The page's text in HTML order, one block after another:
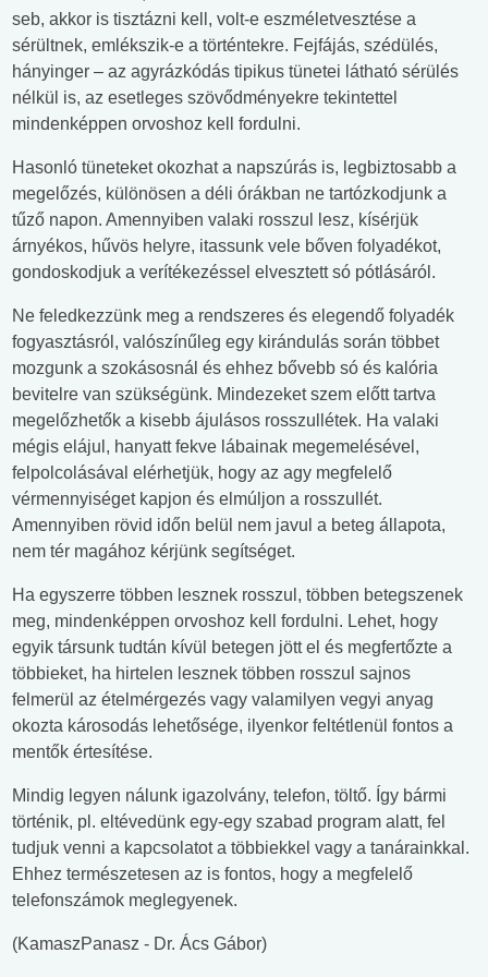
seb, akkor is tisztázni kell, volt-e eszméletvesztése a
sérültnek, emlékszik-e a történtekre. Fejfájás, szédülés,
hányinger – az agyrázkódás tipikus tünetei látható sérülés
nélkül is, az esetleges szövődményekre tekintettel
mindenképpen orvoshoz kell fordulni.
Hasonló tüneteket okozhat a napszúrás is, legbiztosabb a
megelőzés, különösen a déli órákban ne tartózkodjunk a
tűző napon. Amennyiben valaki rosszul lesz, kísérjük
árnyékos, hűvös helyre, itassunk vele bőven folyadékot,
gondoskodjuk a verítékezéssel elvesztett só pótlásáról.
Ne feledkezzünk meg a rendszeres és elegendő folyadék
fogyasztásról, valószínűleg egy kirándulás során többet
mozgunk a szokásosnál és ehhez bővebb só és kalória
bevitelre van szükségünk. Mindezeket szem előtt tartva
megelőzhetők a kisebb ájulásos rosszullétek. Ha valaki
mégis elájul, hanyatt fekve lábainak megemelésével,
felpolcolásával elérhetjük, hogy az agy megfelelő
vérmennyiséget kapjon és elmúljon a rosszullét.
Amennyiben rövid időn belül nem javul a beteg állapota,
nem tér magához kérjünk segítséget.
Ha egyszerre többen lesznek rosszul, többen betegszenek
meg, mindenképpen orvoshoz kell fordulni. Lehet, hogy
egyik társunk tudtán kívül betegen jött el és megfertőzte a
többieket, ha hirtelen lesznek többen rosszul sajnos
felmerül az ételmérgezés vagy valamilyen vegyi anyag
okozta károsodás lehetősége, ilyenkor feltétlenül fontos a
mentők értesítése.
Mindig legyen nálunk igazolvány, telefon, töltő. Így bármi
történik, pl. eltévedünk egy-egy szabad program alatt, fel
tudjuk venni a kapcsolatot a többiekkel vagy a tanárainkkal.
Ehhez természetesen az is fontos, hogy a megfelelő
telefonszámok meglegyenek.
(KamaszPanasz - Dr. Ács Gábor)